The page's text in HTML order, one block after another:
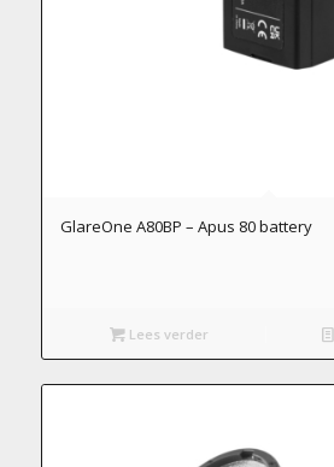
GlareOne A80BP – Apus 80 battery
Lees verder